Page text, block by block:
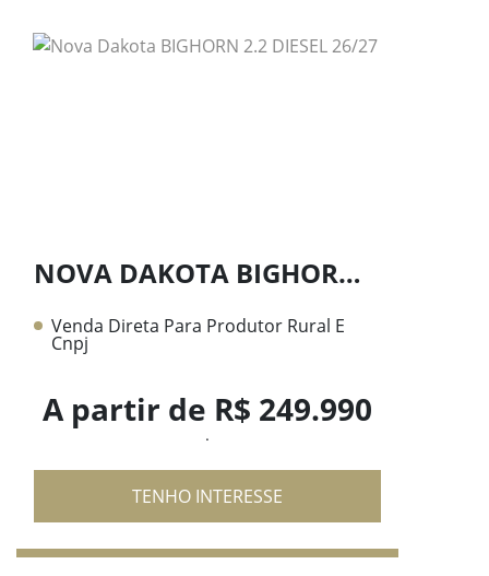
NOVA DAKOTA BIGHORN 2.2 DIESEL 26/27
Venda Direta Para Produtor Rural E
Cnpj
A partir de R$ 249.990
.
TENHO INTERESSE